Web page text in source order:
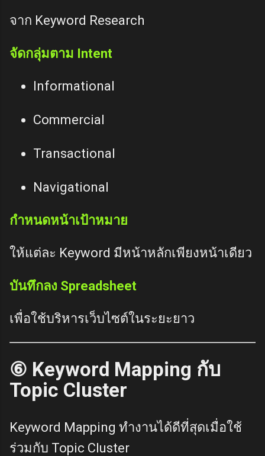
จาก Keyword Research
จัดกลุ่มตาม Intent
Informational
Commercial
Transactional
Navigational
กำหนดหน้าเป้าหมาย
ให้แต่ละ Keyword มีหน้าหลักเพียงหน้าเดียว
บันทึกลง Spreadsheet
เพื่อใช้บริหารเว็บไซต์ในระยะยาว
⑥ Keyword Mapping กับ
Topic Cluster
Keyword Mapping ทำงานได้ดีที่สุดเมื่อใช้
ร่วมกับ Topic Cluster